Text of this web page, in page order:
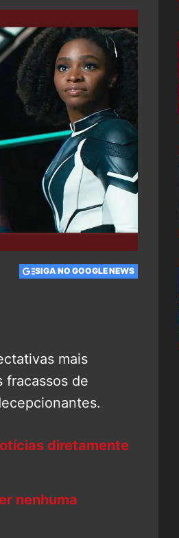
SIGA NO GOOGLE NEWS
mais
fracassos de
diretamente
nenhuma